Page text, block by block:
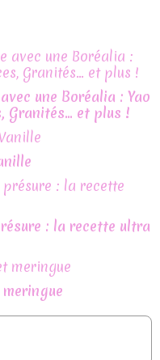
une Boréalia : Yao
Granités… et plus !
: la recette ultra